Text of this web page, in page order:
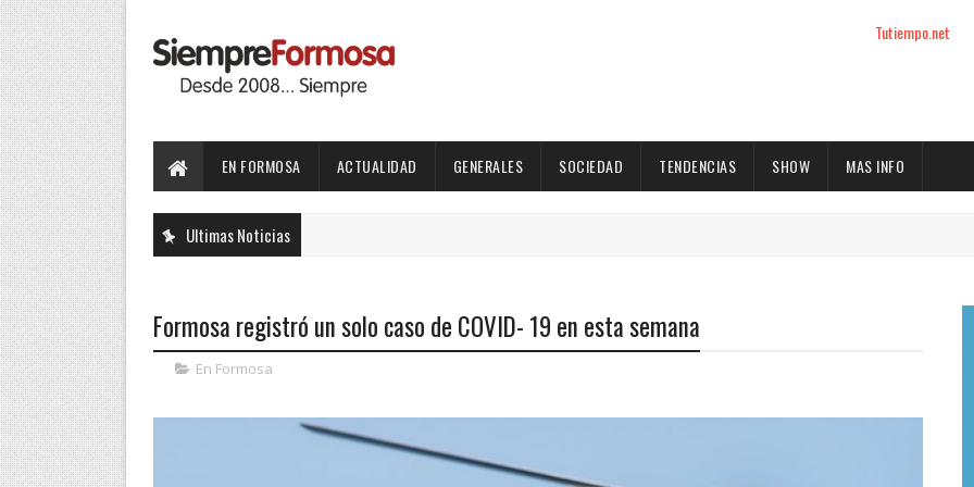
Tutiempo.net
EN FORMOSA ACTUALIDAD GENERALES SOCIEDAD TENDENCIAS SHOW MAS INFO
Ultimas Noticias
Formosa registró un solo caso de COVID- 19 en esta semana
En Formosa